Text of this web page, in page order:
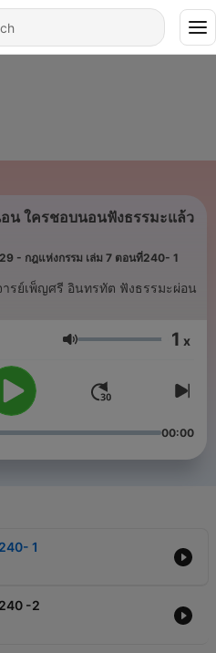
น ใครชอบนอนฟังธรรมะแล้ว
- กฎแห่งกรรม เล่ม 7 ตอนที่240- 1
รย์เพ็ญศรี อินทรทัต ฟังธรรมะผ่อน
Głośność 1 x
00:00
1
-2